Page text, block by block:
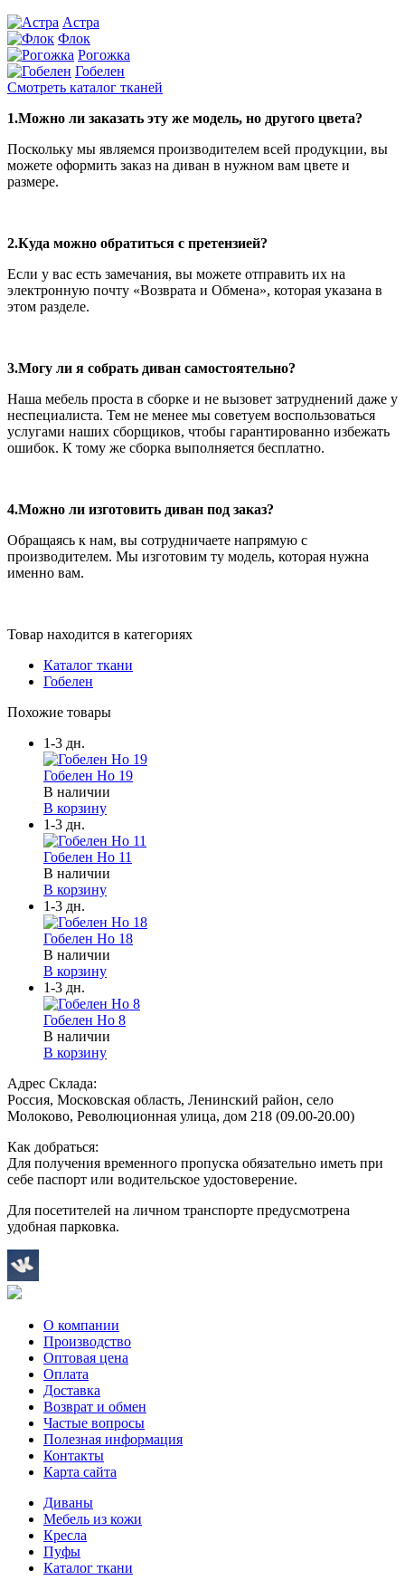
Астра
Флок
Рогожка
Гобелен
Смотреть каталог тканей
1.Можно ли заказать эту же модель, но другого цвета?
Поскольку мы являемся производителем всей продукции, вы
можете оформить заказ на диван в нужном вам цвете и
размере.
2.Куда можно обратиться с претензией?
Если у вас есть замечания, вы можете отправить их на
электронную почту «Возврата и Обмена», которая указана в
этом разделе.
3.Могу ли я собрать диван самостоятельно?
Наша мебель проста в сборке и не вызовет затруднений даже у
неспециалиста. Тем не менее мы советуем воспользоваться
услугами наших сборщиков, чтобы гарантированно избежать
ошибок. К тому же сборка выполняется бесплатно.
4.Можно ли изготовить диван под заказ?
Обращаясь к нам, вы сотрудничаете напрямую с
производителем. Мы изготовим ту модель, которая нужна
именно вам.
Товар находится в категориях
Каталог ткани
Гобелен
Похожие товары
1-3 дн.
Гобелен Но 19
В наличии
В корзину
1-3 дн.
Гобелен Но 11
В наличии
В корзину
1-3 дн.
Гобелен Но 18
В наличии
В корзину
1-3 дн.
Гобелен Но 8
В наличии
В корзину
Адрес Склада:
Россия, Московская область, Ленинский район, село
Молоково, Революционная улица, дом 218 (09.00-20.00)
Как добраться:
Для получения временного пропуска обязательно иметь при
себе паспорт или водительское удостоверение.
Для посетителей на личном транспорте предусмотрена
удобная парковка.
О компании
Производство
Оптовая цена
Оплата
Доставка
Возврат и обмен
Частые вопросы
Полезная информация
Контакты
Карта сайта
Диваны
Мебель из кожи
Кресла
Пуфы
Каталог ткани